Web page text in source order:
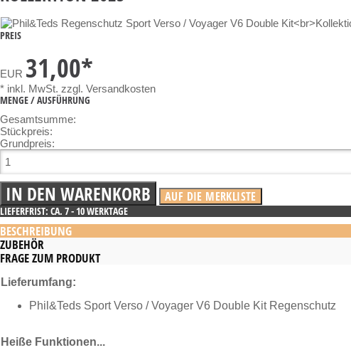
PREIS
EUR 31,00*
* inkl. MwSt. zzgl. Versandkosten
MENGE / AUSFÜHRUNG
Gesamtsumme:
Stückpreis:
Grundpreis:
LIEFERFRIST: CA. 7 - 10 WERKTAGE
BESCHREIBUNG
ZUBEHÖR
FRAGE ZUM PRODUKT
Lieferumfang:
Phil&Teds Sport Verso / Voyager V6 Double Kit Regenschutz
Heiße Funktionen...